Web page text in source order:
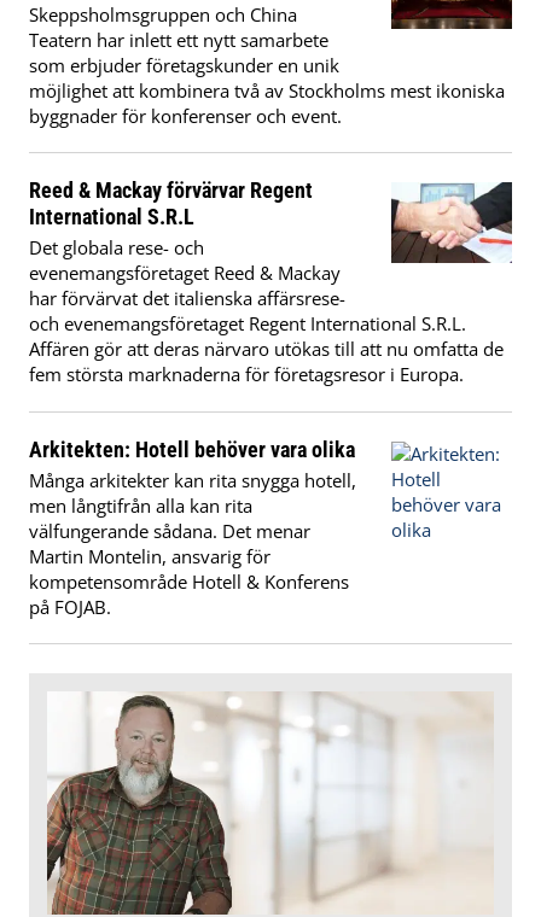
Skeppsholmsgruppen och China
Teatern har inlett ett nytt samarbete
som erbjuder företagskunder en unik
möjlighet att kombinera två av Stockholms mest ikoniska
byggnader för konferenser och event.
Reed & Mackay förvärvar Regent
International S.R.L
Det globala rese- och
evenemangsföretaget Reed & Mackay
har förvärvat det italienska affärsrese-
och evenemangsföretaget Regent International S.R.L.
Affären gör att deras närvaro utökas till att nu omfatta de
fem största marknaderna för företagsresor i Europa.
Arkitekten: Hotell behöver vara olika
Många arkitekter kan rita snygga hotell,
men långtifrån alla kan rita
välfungerande sådana. Det menar
Martin Montelin, ansvarig för
kompetensområde Hotell & Konferens
på FOJAB.